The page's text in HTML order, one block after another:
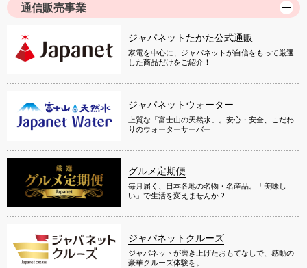
通信販売事業
ジャパネットたかた公式通販
家電を中心に、ジャパネットが自信をもって厳選
した商品だけをご紹介！
ジャパネットウォーター
上質な「富士山の天然水」。安心・安全、こだわ
りのウォーターサーバー
グルメ定期便
毎月届く、日本各地の名物・名産品。「美味し
い」で生活を変えませんか？
ジャパネットクルーズ
ジャパネットが磨き上げたおもてなしで、感動の
豪華クルーズ体験を。